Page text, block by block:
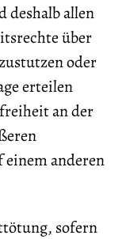
allen
über
oder
erteilen
an der
einem anderen
sofern